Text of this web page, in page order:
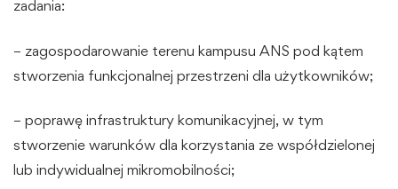
zadania:
– zagospodarowanie terenu kampusu ANS pod kątem
stworzenia funkcjonalnej przestrzeni dla użytkowników;
– poprawę infrastruktury komunikacyjnej, w tym
stworzenie warunków dla korzystania ze współdzielonej
lub indywidualnej mikromobilności;